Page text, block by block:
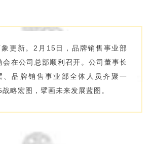
更新。2月15日，品牌销售事业部
会在公司总部顺利召开。公司董事长
、品牌销售事业部全体人员齐聚一
略宏图，擘画未来发展蓝图。